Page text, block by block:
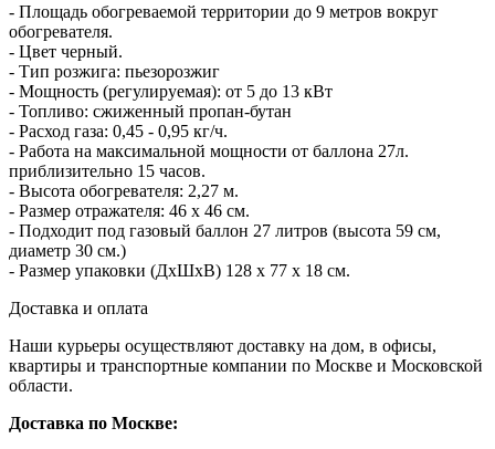
- Площадь обогреваемой территории до 9 метров вокруг
обогревателя.
- Цвет черный.
- Тип розжига: пьезорозжиг
- Мощность (регулируемая): от 5 до 13 кВт
- Топливо: сжиженный пропан-бутан
- Расход газа: 0,45 - 0,95 кг/ч.
- Работа на максимальной мощности от баллона 27л.
приблизительно 15 часов.
- Высота обогревателя: 2,27 м.
- Размер отражателя: 46 х 46 см.
- Подходит под газовый баллон 27 литров (высота 59 см,
диаметр 30 см.)
- Размер упаковки (ДхШхВ) 128 х 77 х 18 см.
Доставка и оплата
Наши курьеры осуществляют доставку на дом, в офисы,
квартиры и транспортные компании по Москве и Московской
области.
Доставка по Москве: